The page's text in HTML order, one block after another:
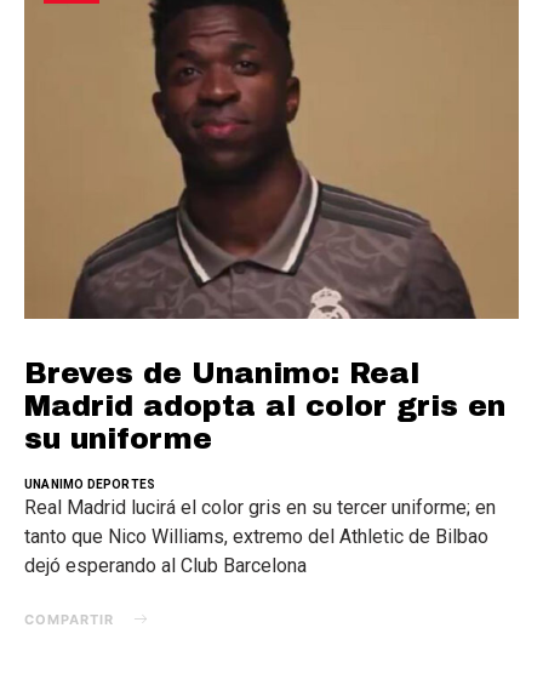
Breves de Unanimo: Real
Madrid adopta al color gris en
su uniforme
UNANIMO DEPORTES
Real Madrid lucirá el color gris en su tercer uniforme; en
tanto que Nico Williams, extremo del Athletic de Bilbao
dejó esperando al Club Barcelona
COMPARTIR